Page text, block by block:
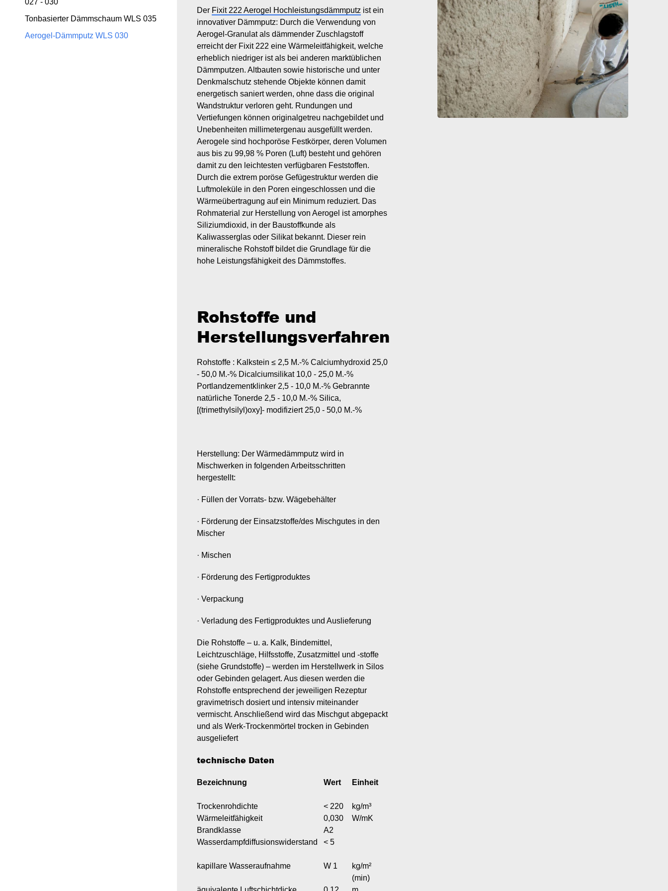
027 - 030
Tonbasierter Dämmschaum WLS 035
Aerogel-Dämmputz WLS 030
Der Fixit 222 Aerogel Hochleistungsdämmputz ist ein
innovativer Dämmputz: Durch die Verwendung von
Aerogel-Granulat als dämmender Zuschlagstoff
erreicht der Fixit 222 eine Wärmeleitfähigkeit, welche
erheblich niedriger ist als bei anderen marktüblichen
Dämmputzen. Altbauten sowie historische und unter
Denkmalschutz stehende Objekte können damit
energetisch saniert werden, ohne dass die original
Wandstruktur verloren geht. Rundungen und
Vertiefungen können originalgetreu nachgebildet und
Unebenheiten millimetergenau ausgefüllt werden.
Aerogele sind hochporöse Festkörper, deren Volumen
aus bis zu 99,98 % Poren (Luft) besteht und gehören
damit zu den leichtesten verfügbaren Feststoffen.
Durch die extrem poröse Gefügestruktur werden die
Luftmoleküle in den Poren eingeschlossen und die
Wärmeübertragung auf ein Minimum reduziert. Das
Rohmaterial zur Herstellung von Aerogel ist amorphes
Siliziumdioxid, in der Baustoffkunde als
Kaliwasserglas oder Silikat bekannt. Dieser rein
mineralische Rohstoff bildet die Grundlage für die
hohe Leistungsfähigkeit des Dämmstoffes.
Rohstoffe und
Herstellungsverfahren
Rohstoffe : Kalkstein ≤ 2,5 M.-% Calciumhydroxid 25,0
- 50,0 M.-% Dicalciumsilikat 10,0 - 25,0 M.-%
Portlandzementklinker 2,5 - 10,0 M.-% Gebrannte
natürliche Tonerde 2,5 - 10,0 M.-% Silica,
[(trimethylsilyl)oxy]- modifiziert 25,0 - 50,0 M.-%
Herstellung: Der Wärmedämmputz wird in
Mischwerken in folgenden Arbeitsschritten
hergestellt:
· Füllen der Vorrats- bzw. Wägebehälter
· Förderung der Einsatzstoffe/des Mischgutes in den
Mischer
· Mischen
· Förderung des Fertigproduktes
· Verpackung
· Verladung des Fertigproduktes und Auslieferung
Die Rohstoffe – u. a. Kalk, Bindemittel,
Leichtzuschläge, Hilfsstoffe, Zusatzmittel und -stoffe
(siehe Grundstoffe) – werden im Herstellwerk in Silos
oder Gebinden gelagert. Aus diesen werden die
Rohstoffe entsprechend der jeweiligen Rezeptur
gravimetrisch dosiert und intensiv miteinander
vermischt. Anschließend wird das Mischgut abgepackt
und als Werk-Trockenmörtel trocken in Gebinden
ausgeliefert
technische Daten
Bezeichnung Wert Einheit
Trockenrohdichte < 220
kg/m³
Wärmeleitfähigkeit
0,030
W/mK
Brandklasse
A2
Wasserdampfdiffusionswiderstand
< 5
kapillare Wasseraufnahme W 1
kg/m²
(min)